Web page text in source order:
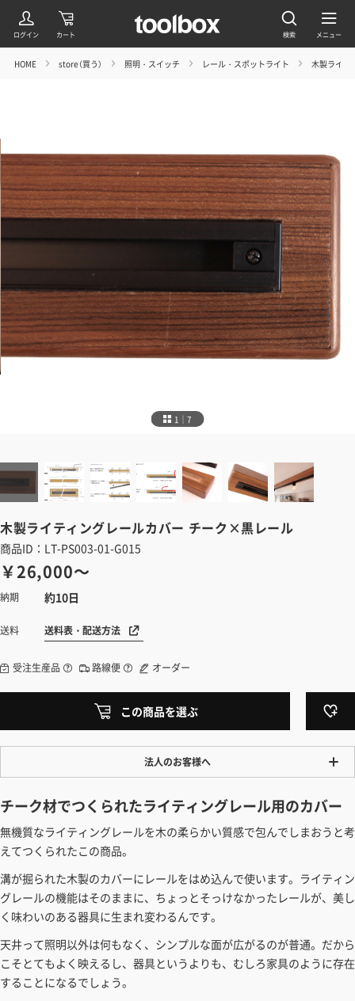
HOME store（買う） 照明・スイッチ レール・スポットライト 木製ライテ
1｜7
木製ライティングレールカバー チーク×黒レール
商品ID：LT-PS003-01-G015
￥26,000～
納期 約10日
送料 送料表・配送方法
受注生産品 路線便 オーダー
この商品を選ぶ
法人のお客様へ
ワンプライス販売
法人・個人様いずれも全て一律の価格で販売しております。法人/個人
事業主様には「請求書払い」も対応しています。
カートでのお見積り機能
「この商品を選ぶ」からご希望の商品をカートに入れていただき、お届
ことができます。お見積り書の出力も可能です。
チーク材でつくられたライティングレール用のカバー
無機質なライティングレールを木の柔らかい質感で包んでしまおうと考
えてつくられたこの商品。
溝が掘られた木製のカバーにレールをはめ込んで使います。ライティン
グレールの機能はそのままに、ちょっとそっけなかったレールが、美し
く味わいのある器具に生まれ変わるんです。
天井って照明以外は何もなく、シンプルな面が広がるのが普通。だから
こそとてもよく映えるし、器具というよりも、むしろ家具のように存在
することになるでしょう。